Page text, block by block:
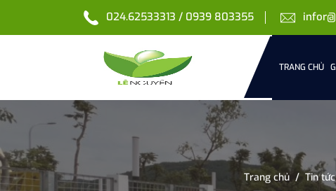
024.62533313 / 0939 803355
TRANG CHỦ
Trang chủ / Tin tức